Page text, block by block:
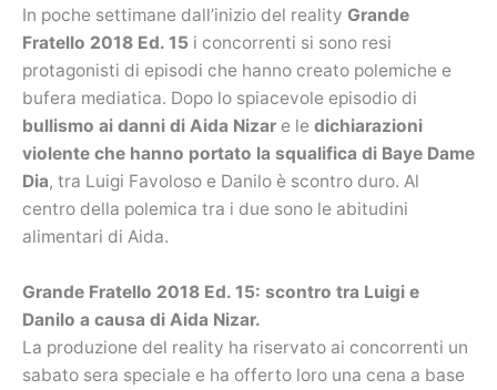
In poche settimane dall’inizio del reality Grande
Fratello 2018 Ed. 15 i concorrenti si sono resi
protagonisti di episodi che hanno creato polemiche e
bufera mediatica. Dopo lo spiacevole episodio di
bullismo ai danni di Aida Nizar e le dichiarazioni
violente che hanno portato la squalifica di Baye Dame
Dia, tra Luigi Favoloso e Danilo è scontro duro. Al
centro della polemica tra i due sono le abitudini
alimentari di Aida.
Grande Fratello 2018 Ed. 15: scontro tra Luigi e
Danilo a causa di Aida Nizar.
La produzione del reality ha riservato ai concorrenti un
sabato sera speciale e ha offerto loro una cena a base